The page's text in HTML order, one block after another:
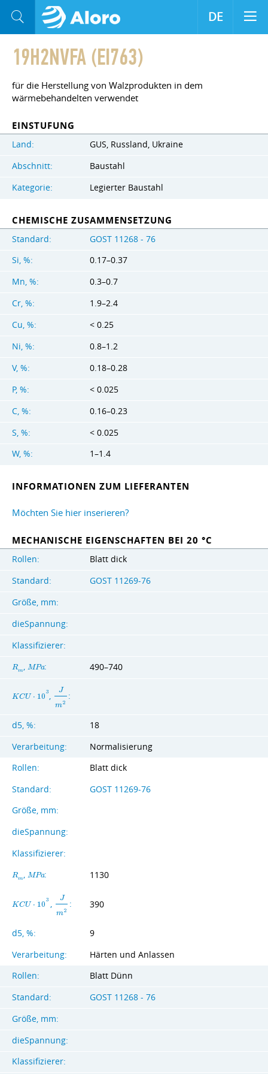
19H2NVFA (EI763)
für die Herstellung von Walzprodukten in dem
wärmebehandelten verwendet
EINSTUFUNG
Land:
GUS, Russland, Ukraine
Abschnitt:
Baustahl
Kategorie:
Legierter Baustahl
CHEMISCHE ZUSAMMENSETZUNG
Standard:
GOST 11268 - 76
Si, %:
0.17–0.37
Mn, %:
0.3–0.7
Cr, %:
1.9–2.4
Cu, %:
< 0.25
Ni, %:
0.8–1.2
V, %:
0.18–0.28
P, %:
< 0.025
C, %:
0.16–0.23
S, %:
< 0.025
W, %:
1–1.4
INFORMATIONEN ZUM LIEFERANTEN
Möchten Sie hier inserieren?
MECHANISCHE EIGENSCHAFTEN BEI 20 °C
Rollen:
Blatt dick
Standard:
GOST 11269-76
Größe, mm:
dieSpannung:
Klassifizierer:
Rm , MPa: 490–740
KCU ⋅ 10
3 ,
J
m2
:
d5, %:
18
Verarbeitung:
Normalisierung
Rollen:
Blatt dick
Standard:
GOST 11269-76
Größe, mm:
dieSpannung:
Klassifizierer:
Rm , MPa: 1130
KCU ⋅ 10
3 ,
J
m2
: 390
d5, %:
9
Verarbeitung:
Härten und Anlassen
Rollen:
Blatt Dünn
Standard:
GOST 11268 - 76
Größe, mm:
dieSpannung:
Klassifizierer:
DE